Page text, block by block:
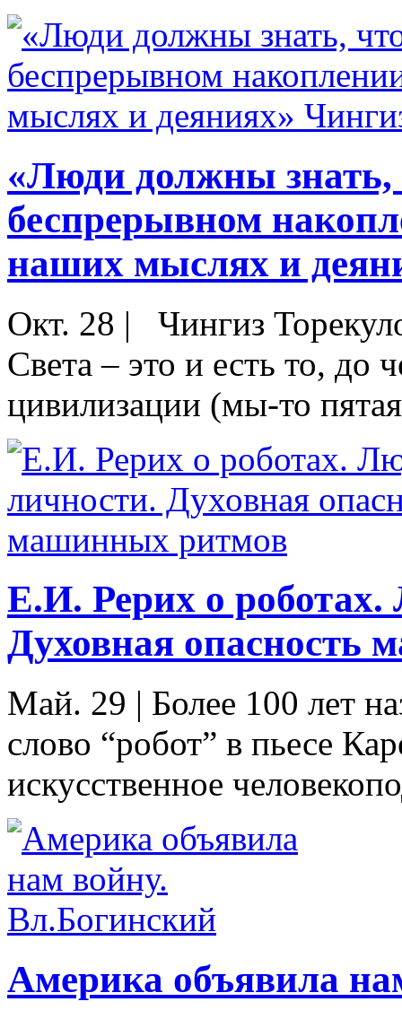
«Люди должны знать,
беспрерывном
наших мыслях и
Окт. 28 |
Чингиз
Света – это и есть то,
цивилизации (мы-то
Е.И. Рерих о роботах.
Духовная опасность
Май. 29 | Более 100 лет
слово “робот” в пьесе
искусственное
Америка объявила